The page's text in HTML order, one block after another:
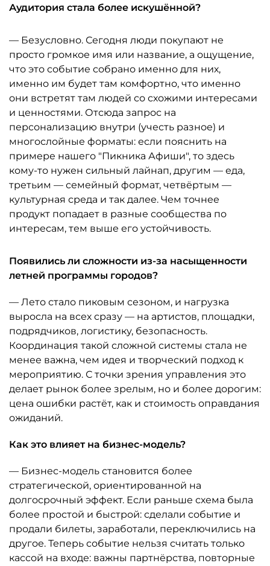
Аудитория стала более искушённой?
— Безусловно. Сегодня люди покупают не
просто громкое имя или название, а ощущение,
что это событие собрано именно для них,
именно им будет там комфортно, что именно
они встретят там людей со схожими интересами
и ценностями. Отсюда запрос на
персонализацию внутри (учесть разное) и
многослойные форматы: если пояснить на
примере нашего "Пикника Афиши", то здесь
кому-то нужен сильный лайнап, другим — еда,
третьим — семейный формат, четвёртым —
культурная среда и так далее. Чем точнее
продукт попадает в разные сообщества по
интересам, тем выше его устойчивость.
Появились ли сложности из-за насыщенности
летней программы городов?
— Лето стало пиковым сезоном, и нагрузка
выросла на всех сразу — на артистов, площадки,
подрядчиков, логистику, безопасность.
Координация такой сложной системы стала не
менее важна, чем идея и творческий подход к
мероприятию. С точки зрения управления это
делает рынок более зрелым, но и более дорогим:
цена ошибки растёт, как и стоимость оправдания
ожиданий.
Как это влияет на бизнес-модель?
— Бизнес-модель становится более
стратегической, ориентированной на
долгосрочный эффект. Если раньше схема была
более простой и быстрой: сделали событие и
продали билеты, заработали, переключились на
другое. Теперь событие нельзя считать только
кассой на входе: важны партнёрства, повторные